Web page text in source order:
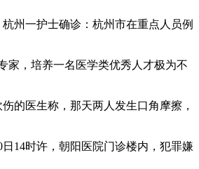
州一护士确诊：杭州市在重点人员例
家，培养一名医学类优秀人才极为不
的医生称，那天两人发生口角摩擦，
14时许，朝阳医院门诊楼内，犯罪嫌